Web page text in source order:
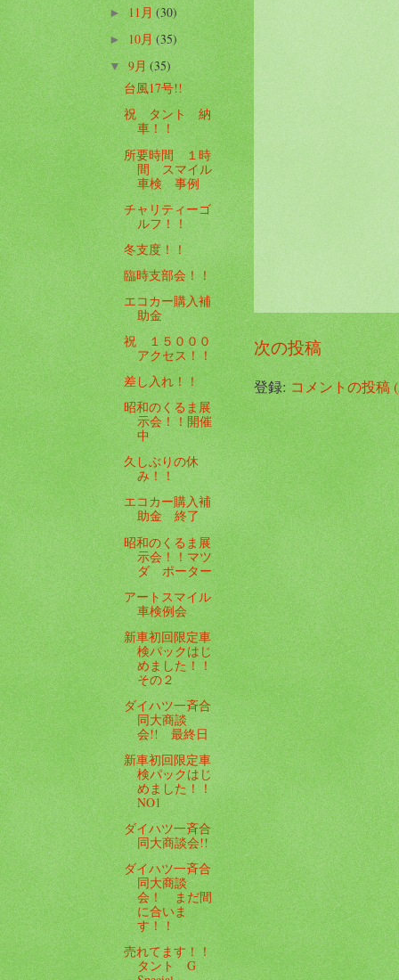
次の投稿
登録:コメントの投稿
►11月(30)
►10月(35)
▼9月(35)
台風17号!!
祝 タント 納
車！！
所要時間 １時
間 スマイル
車検 事例
チャリティーゴ
ルフ！！
冬支度！！
臨時支部会！！
エコカー購入補
助金
祝 １５０００
アクセス！！
差し入れ！！
昭和のくるま展
示会！！開催
中
久しぶりの休
み！！
エコカー購入補
助金 終了
昭和のくるま展
示会！！マツ
ダ ポーター
アートスマイル
車検例会
新車初回限定車
検パックはじ
めました！！
その２
ダイハツ一斉合
同大商談
会!! 最終日
新車初回限定車
検パックはじ
めました！！
NO1
ダイハツ一斉合
同大商談会!!
ダイハツ一斉合
同大商談
会！ まだ間
に合いま
す！！
売れてます！！
タント G